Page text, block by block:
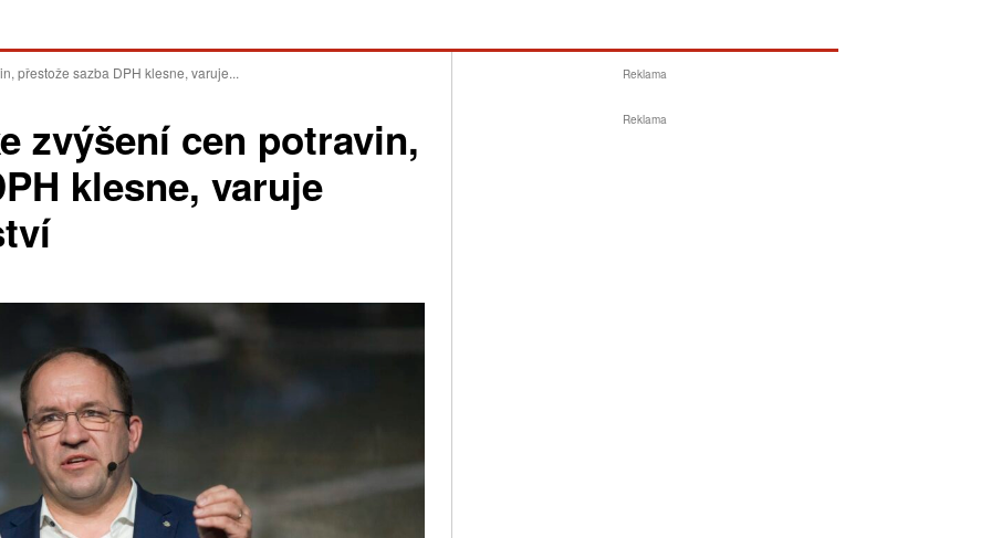
přestože sazba DPH klesne, varuje...
zvýšení cen potravin,
klesne, varuje
Reklama
Reklama